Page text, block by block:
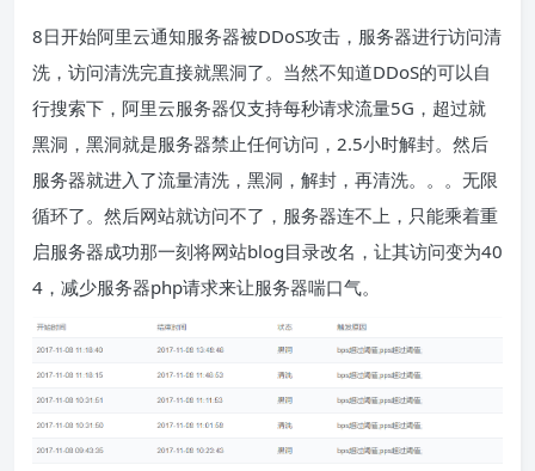
8日开始阿里云通知服务器被DDoS攻击，服务器进行访问清
洗，访问清洗完直接就黑洞了。当然不知道DDoS的可以自
行搜索下，阿里云服务器仅支持每秒请求流量5G，超过就
黑洞，黑洞就是服务器禁止任何访问，2.5小时解封。然后
服务器就进入了流量清洗，黑洞，解封，再清洗。。。无限
循环了。然后网站就访问不了，服务器连不上，只能乘着重
启服务器成功那一刻将网站blog目录改名，让其访问变为40
4，减少服务器php请求来让服务器喘口气。